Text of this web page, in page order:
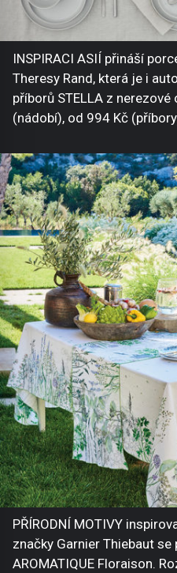
INSPIRACI ASIÍ přináší
Theresy Rand, která je i
příborů STELLA z
(nádobí), od 994 Kč
PŘÍRODNÍ MOTIVY
značky Garnier Thiebaut
AROMATIQUE Floraison.